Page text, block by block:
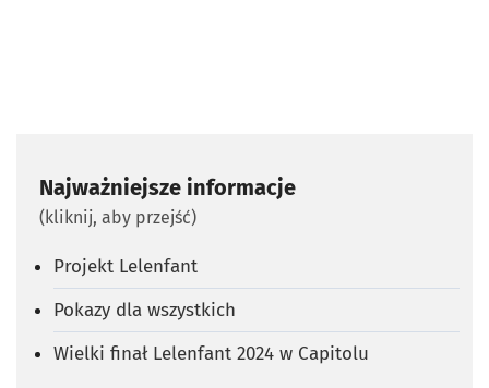
Najważniejsze informacje
(kliknij, aby przejść)
Projekt Lelenfant
Pokazy dla wszystkich
Wielki finał Lelenfant 2024 w Capitolu